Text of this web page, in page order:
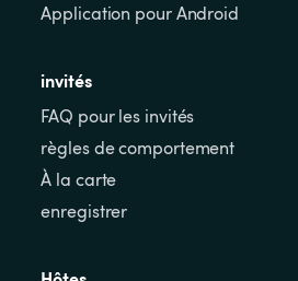
Application pour Android
invités
FAQ pour les invités
règles de comportement
À la carte
enregistrer